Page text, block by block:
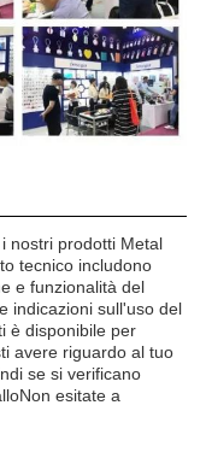
nostri prodotti Metal
tecnico includono
e funzionalità del
indicazioni sull'uso del
è disponibile per
avere riguardo al tuo
se si verificano
esitate a